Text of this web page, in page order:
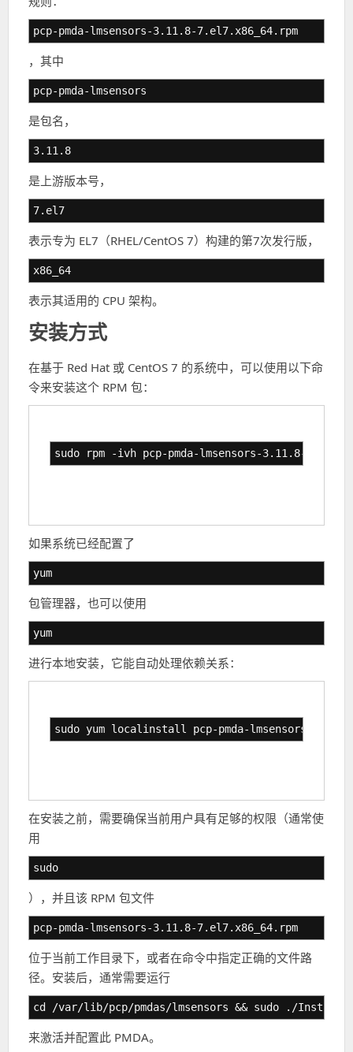
pcp-pmda-lmsensors-3.11.8-7.el7.x86_64.rpm
，其中
pcp-pmda-lmsensors
是包名，
3.11.8
是上游版本号，
7.el7
表示专为 EL7（RHEL/CentOS 7）构建的第7次发行版，
x86_64
表示其适用的 CPU 架构。
安装方式
在基于 Red Hat 或 CentOS 7 的系统中，可以使用以下命
令来安装这个 RPM 包：
sudo rpm -ivh pcp-pmda-lmsensors-3.11.8-
如果系统已经配置了
yum
包管理器，也可以使用
yum
进行本地安装，它能自动处理依赖关系：
sudo yum localinstall pcp-pmda-lmsensors-
在安装之前，需要确保当前用户具有足够的权限（通常使
用
sudo
），并且该 RPM 包文件
pcp-pmda-lmsensors-3.11.8-7.el7.x86_64.rpm
位于当前工作目录下，或者在命令中指定正确的文件路
径。安装后，通常需要运行
cd /var/lib/pcp/pmdas/lmsensors && sudo ./Install
来激活并配置此 PMDA。